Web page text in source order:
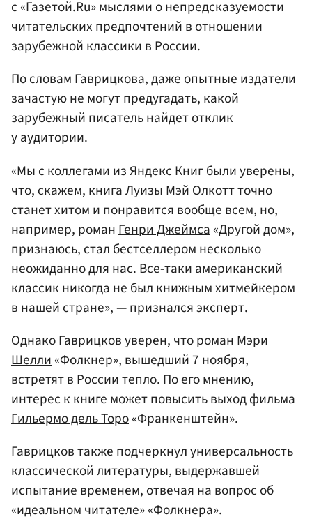
с «Газетой.Ru» мыслями о непредсказуемости
читательских предпочтений в отношении
зарубежной классики в России.
По словам Гаврицкова, даже опытные издатели
зачастую не могут предугадать, какой
зарубежный писатель найдет отклик
у аудитории.
«Мы с коллегами изЯндекс Книг были уверены,
что, скажем, книга Луизы Мэй Олкотт точно
станет хитом и понравится вообще всем, но,
например, роман Генри Джеймса«Другой дом»,
признаюсь, стал бестселлером несколько
неожиданно для нас. Все-таки американский
классик никогда не был книжным хитмейкером
в нашей стране», — признался эксперт.
Однако Гаврицков уверен, что роман Мэри
Шелли«Фолкнер», вышедший 7 ноября,
встретят в России тепло. По его мнению,
интерес к книге может повысить выход фильма
Гильермо дель Торо«Франкенштейн».
Гаврицков также подчеркнул универсальность
классической литературы, выдержавшей
испытание временем, отвечая на вопрос об
«идеальном читателе» «Фолкнера».